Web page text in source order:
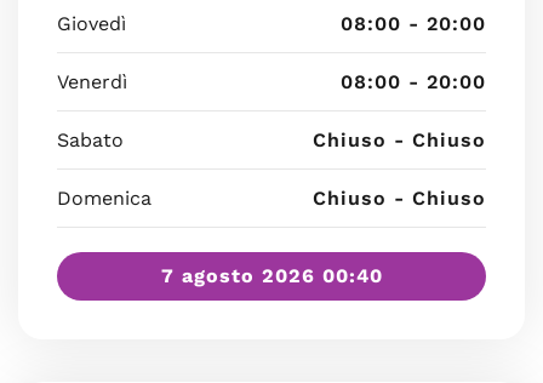
Giovedì 08:00 - 20:00
Venerdì 08:00 - 20:00
Sabato Chiuso - Chiuso
Domenica Chiuso - Chiuso
7 agosto 2026 00:40